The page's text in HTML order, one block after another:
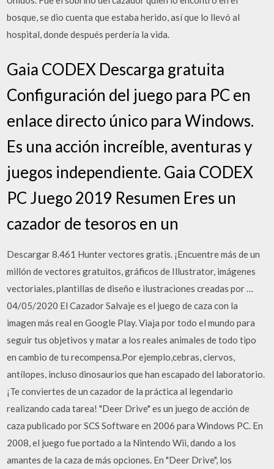
bosque, se dio cuenta que estaba herido, así que lo llevó al
hospital, donde después perdería la vida.
Gaia CODEX Descarga gratuita
Configuración del juego para PC en
enlace directo único para Windows.
Es una acción increíble, aventuras y
juegos independiente. Gaia CODEX
PC Juego 2019 Resumen Eres un
cazador de tesoros en un
Descargar 8.461 Hunter vectores gratis. ¡Encuentre más de un
millón de vectores gratuitos, gráficos de Illustrator, imágenes
vectoriales, plantillas de diseño e ilustraciones creadas por …
04/05/2020 El Cazador Salvaje es el juego de caza con la
imagen más real en Google Play. Viaja por todo el mundo para
seguir tus objetivos y matar a los reales animales de todo tipo
en cambio de tu recompensa.Por ejemplo,cebras, ciervos,
antílopes, incluso dinosaurios que han escapado del laboratorio.
¡Te conviertes de un cazador de la práctica al legendario
realizando cada tarea! "Deer Drive" es un juego de acción de
caza publicado por SCS Software en 2006 para Windows PC. En
2008, el juego fue portado a la Nintendo Wii, dando a los
amantes de la caza de más opciones. En "Deer Drive", los